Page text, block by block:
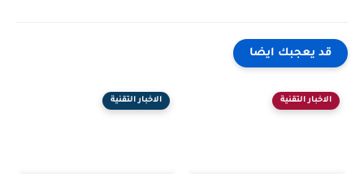
قد يعجبك ايضا
الاخبار التقنية الاخبار التقنية